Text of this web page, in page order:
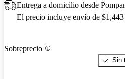
Entrega a domicilio desde
El precio incluye envío de $1,443
Sobreprecio
Sin